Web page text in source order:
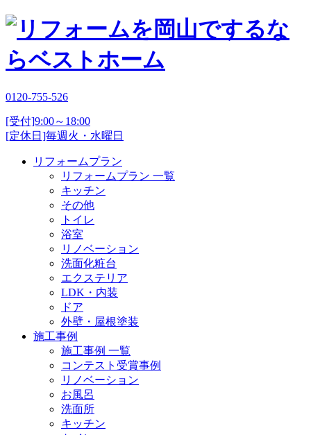
0120-755-526
[受付]9:00～18:00
[定休日]毎週火・水曜日
リフォームプラン
リフォームプラン 一覧
キッチン
その他
トイレ
浴室
リノベーション
洗面化粧台
エクステリア
LDK・内装
ドア
外壁・屋根塗装
施工事例
施工事例 一覧
コンテスト受賞事例
リノベーション
お風呂
洗面所
キッチン